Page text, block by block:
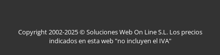
Copyright 2002-2025 ©Soluciones Web On Line S.L.Los precios
indicados en esta web "no incluyen el IVA"